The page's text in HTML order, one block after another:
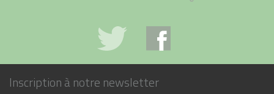
Inscription à notre newsletter